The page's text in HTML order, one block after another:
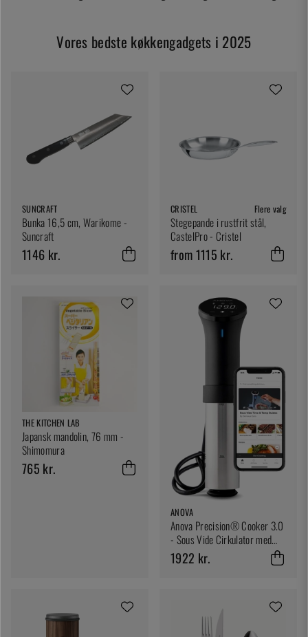
Vores bedste køkkengadgets i 2025
SUNCRAFT
Bunka 16,5 cm, Warikome -
Suncraft
1146 kr.
CRISTEL Flere valg
Stegepande i rustfrit stål,
CastelPro - Cristel
from 1115 kr.
THE KITCHEN LAB
Japansk mandolin, 76 mm -
Shimomura
765 kr.
ANOVA
Anova Precision® Cooker 3.0
- Sous Vide Cirkulator med
Wi-Fi
1922 kr.